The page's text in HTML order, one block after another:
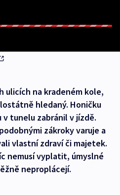
ulicích na kradeném kole,
hledaný. Honičku
tunelu zabránil v jízdě.
zákroky varuje a
vlastní zdraví či majetek.
nemusí vyplatit, úmyslné
neproplácejí.